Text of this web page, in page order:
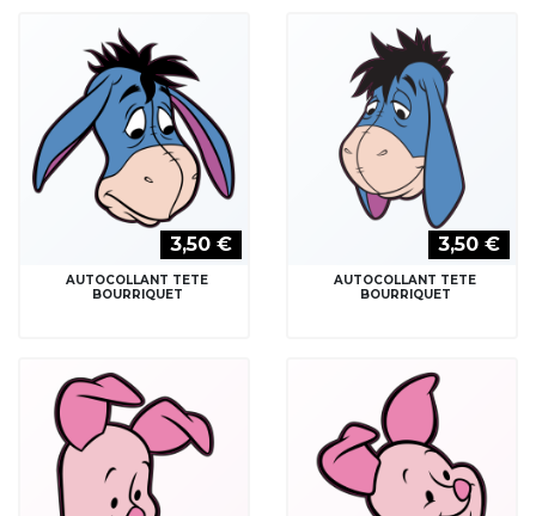
3,50 €
AUTOCOLLANT TETE
BOURRIQUET
3,50 €
AUTOCOLLANT TETE
BOURRIQUET